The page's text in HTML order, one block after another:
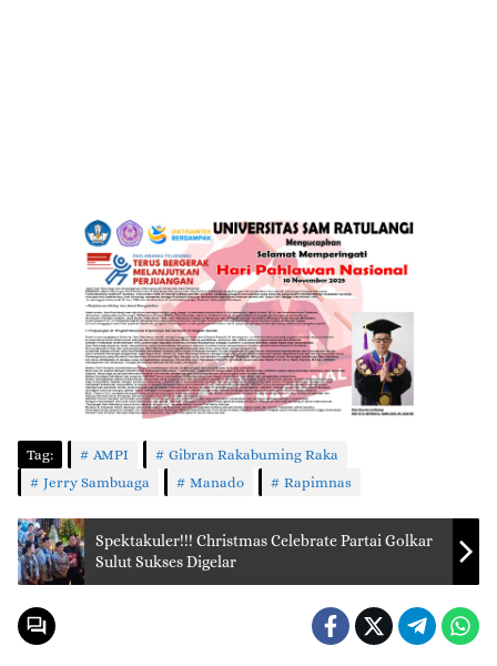
Tag: AMPI
Gibran Rakabuming Raka
Jerry Sambuaga
Manado Rapimnas
Spektakuler!!! Christmas Celebrate Partai Golkar
Sulut Sukses Digelar